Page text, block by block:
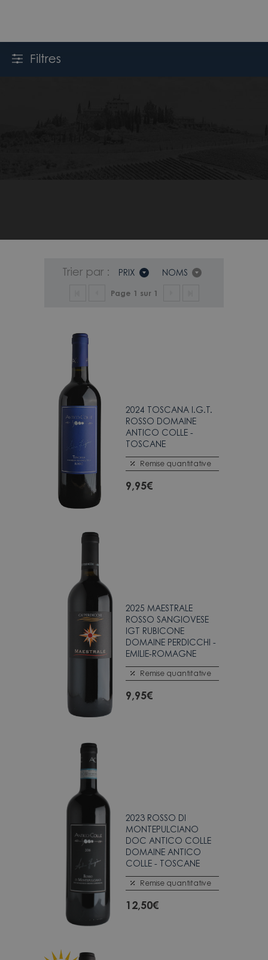
Filtres
Trier par : PRIX NOMS
Page 1 sur 1
2024 TOSCANA I.G.T.
ROSSO DOMAINE
ANTICO COLLE -
TOSCANE
Remise quantitative
9,95€
2025 MAESTRALE
ROSSO SANGIOVESE
IGT RUBICONE
DOMAINE PERDICCHI -
EMILIE-ROMAGNE
Remise quantitative
9,95€
2023 ROSSO DI
MONTEPULCIANO
DOC ANTICO COLLE
DOMAINE ANTICO
COLLE - TOSCANE
Remise quantitative
12,50€